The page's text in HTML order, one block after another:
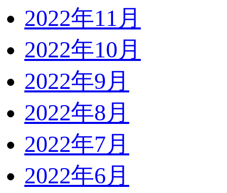
2022年11月
2022年10月
2022年9月
2022年8月
2022年7月
2022年6月